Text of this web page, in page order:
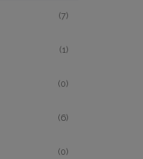
(7)
(1)
(0)
(6)
(0)